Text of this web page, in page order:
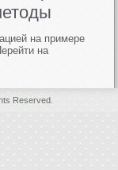
на примере
на
Reserved.